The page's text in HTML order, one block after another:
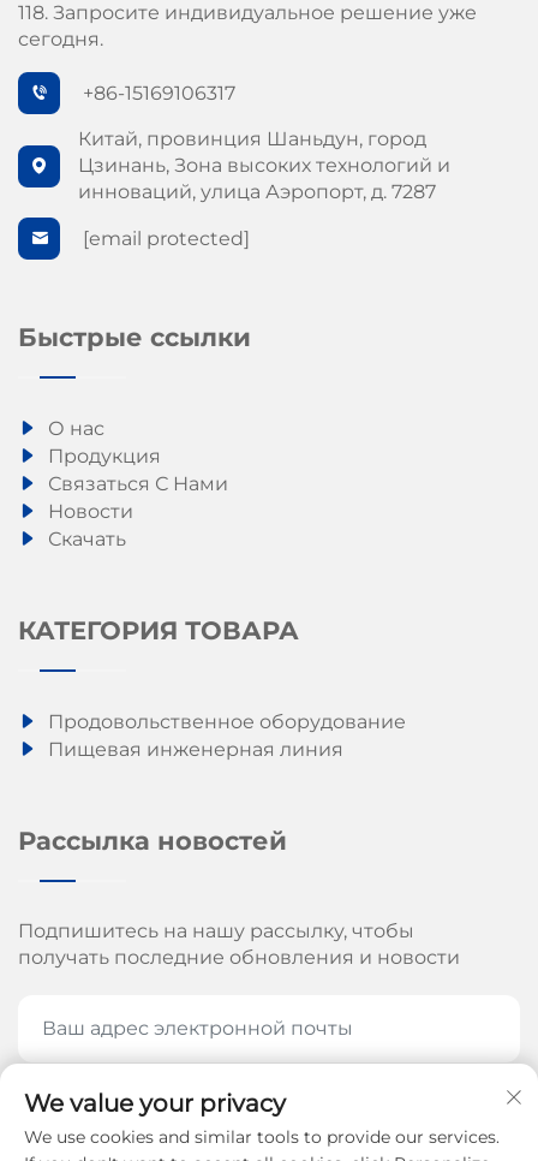
118. Запросите индивидуальное решение уже
сегодня.
+86-15169106317
Китай, провинция Шаньдун, город
Цзинань, Зона высоких технологий и
инноваций, улица Аэропорт, д. 7287
[email protected]
Быстрые ссылки
О нас
Продукция
Связаться С Нами
Новости
Скачать
КАТЕГОРИЯ ТОВАРА
Продовольственное оборудование
Пищевая инженерная линия
Рассылка новостей
Подпишитесь на нашу рассылку, чтобы
получать последние обновления и новости
ПОДПИШИТЕСЬ СЕЙЧАС
We value your privacy
We use cookies and similar tools to provide our services.